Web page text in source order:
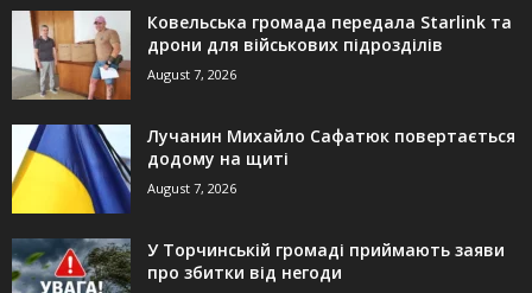
Ковельська громада передала Starlink та
дрони для військових підрозділів
August 7, 2026
Лучанин Михайло Сафатюк повертається
додому на щиті
August 7, 2026
У Торчинській громаді приймають заяви
про збитки від негоди